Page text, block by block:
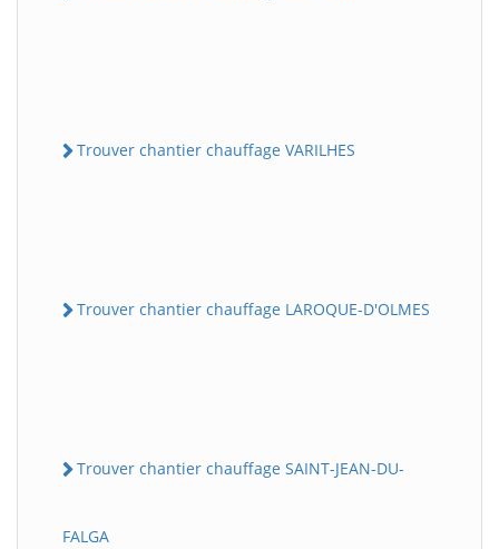
Trouver chantier chauffage VARILHES
Trouver chantier chauffage LAROQUE-D'OLMES
Trouver chantier chauffage SAINT-JEAN-DU-
FALGA